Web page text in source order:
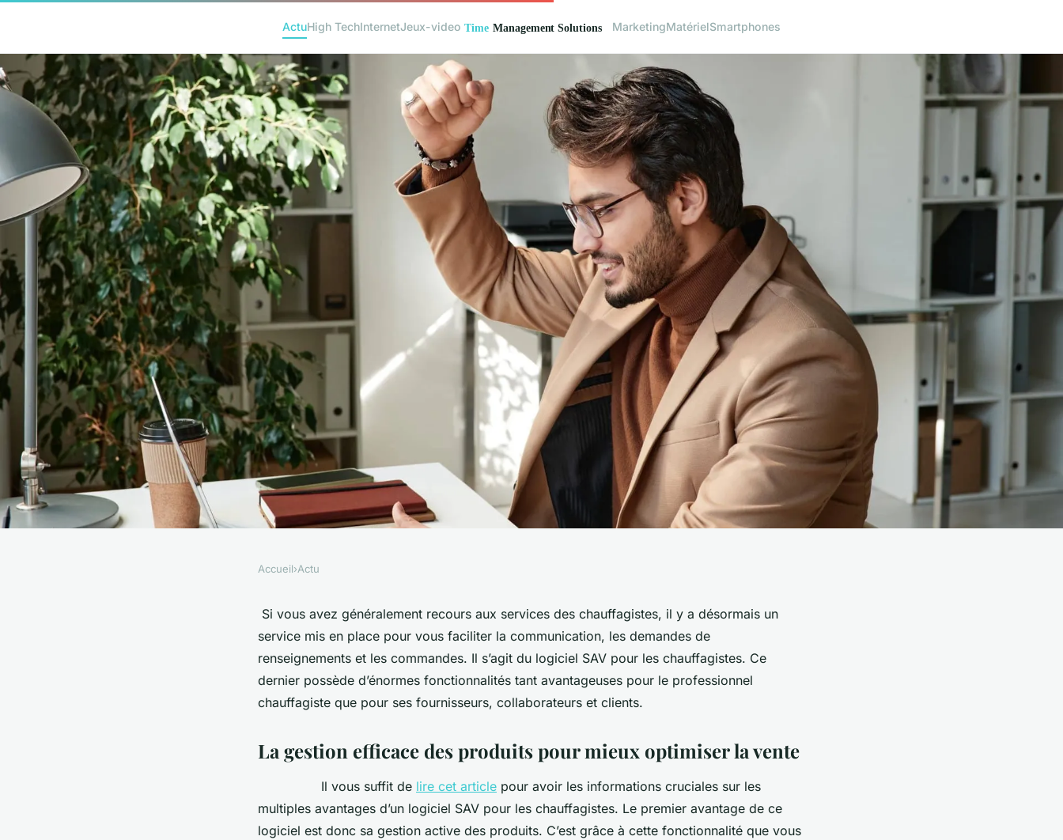
ActuHigh TechInternetJeux-video MarketingMatérielSmartphones
Le logiciel SAV pour les chauffagistes :
quels sont ses avantages ?
2 min de lecture
Accueil›Actu
Si vous avez généralement recours aux services des chauffagistes, il y a désormais un
service mis en place pour vous faciliter la communication, les demandes de
renseignements et les commandes. Il s’agit du logiciel SAV pour les chauffagistes. Ce
dernier possède d’énormes fonctionnalités tant avantageuses pour le professionnel
chauffagiste que pour ses fournisseurs, collaborateurs et clients.
La gestion efficace des produits pour mieux optimiser la vente
Il vous suffit de lire cet article pour avoir les informations cruciales sur les
multiples avantages d’un logiciel SAV pour les chauffagistes. Le premier avantage de ce
logiciel est donc sa gestion active des produits. C’est grâce à cette fonctionnalité que vous